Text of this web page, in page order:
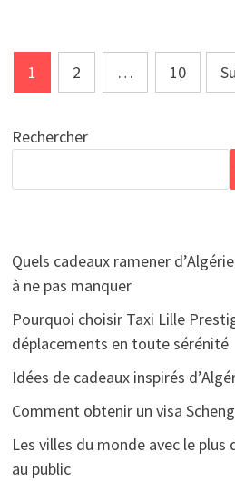
Pagination
des
publications
1 2 … 10
Rechercher
Quels cadeaux ramener
à ne pas manquer
Pourquoi choisir Taxi Lille
déplacements en toute sérénité
Idées de cadeaux inspirés
Comment obtenir un visa
Les villes du monde avec le
au public